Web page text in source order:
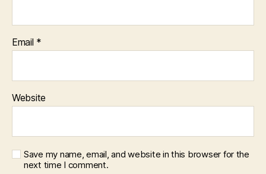
Email *
Website
Save my name, email, and website in this browser for the
next time I comment.